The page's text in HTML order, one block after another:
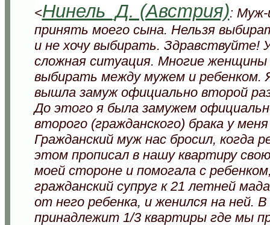
<Нинель_Д. (Австрия): Муж-
принять моего сына. Нельзя
и не хочу выбирать. Здравствуйте!
сложная ситуация. Многие женщины
выбирать между мужем и ребенком.
вышла замуж официально второй
До этого я была замужем
второго (гражданского) брака у
Гражданский муж нас бросил, когда
этом прописал в нашу квартиру
моей стороне и помогала с
гражданский супруг к 21 летней
от него ребенка, и женился на ней.
принадлежит 1/3 квартиры где мы